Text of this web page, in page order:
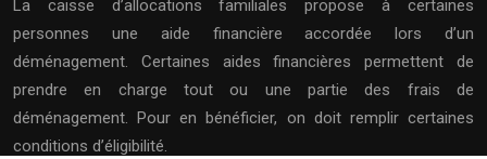
La caisse d’allocations familiales propose à certaines
personnes une aide financière accordée lors d’un
déménagement. Certaines aides financières permettent de
prendre en charge tout ou une partie des frais de
déménagement. Pour en bénéficier, on doit remplir certaines
conditions d’éligibilité.